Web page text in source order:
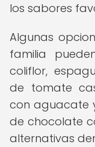
los sabores
Algunas
familia
coliflor,
de tomate
con aguacate
de chocolate
alternativas